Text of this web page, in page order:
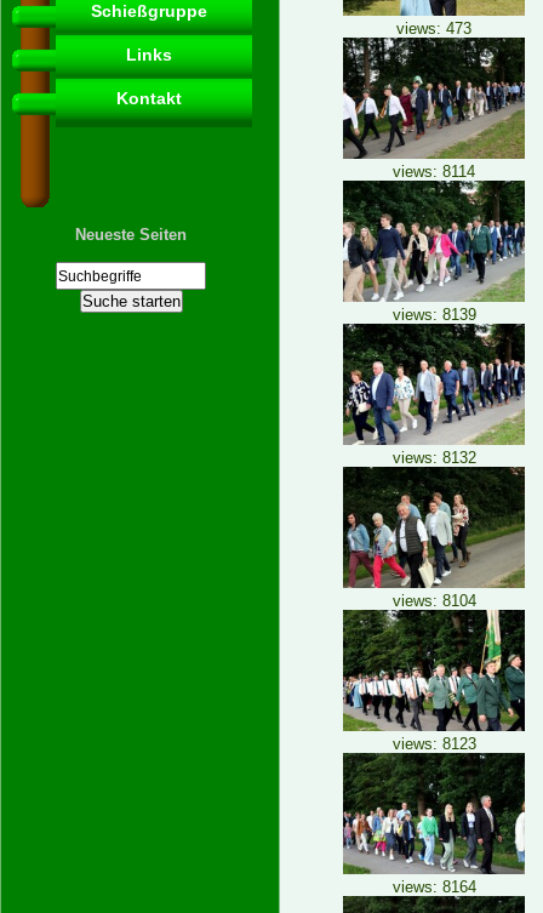
Schießgruppe
Links
Kontakt
Neueste Seiten
views: 473
views: 8114
views: 8139
views: 8132
views: 8104
views: 8123
views: 8164